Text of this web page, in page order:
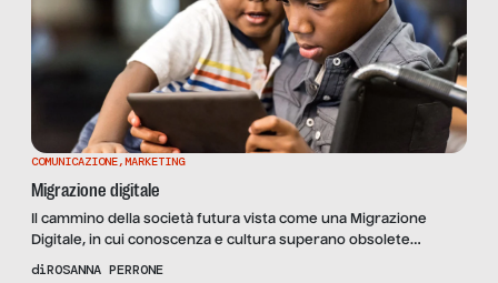
COMUNICAZIONE,MARKETING
Migrazione digitale
Il cammino della società futura vista come una Migrazione
Digitale, in cui conoscenza e cultura superano obsolete
posizioni di disintegrazione e razze.
diROSANNA PERRONE